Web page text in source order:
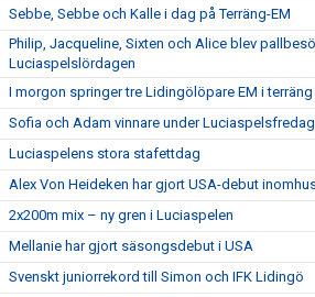
Sebbe, Sebbe och Kalle i dag på Terräng-EM
Philip, Jacqueline, Sixten och Alice blev
Luciaspelslördagen
I morgon springer tre Lidingölöpare EM i terräng
Sofia och Adam vinnare under
Luciaspelens stora stafettdag
Alex Von Heideken har gjort USA-debut
2x200m mix – ny gren i Luciaspelen
Mellanie har gjort säsongsdebut i USA
Svenskt juniorrekord till Simon och IFK Lidingö